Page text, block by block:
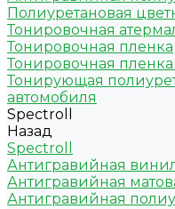
Полиуретановая
Тонировочная
Тонировочная пленка
Тонировочная
Тонирующая
автомобиля
Spectroll
Назад
Spectroll
Антигравийная
Антигравийная
Антигравийная